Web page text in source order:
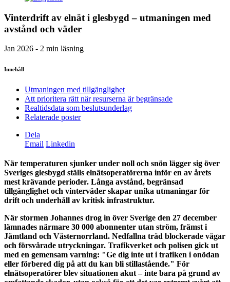
Vinterdrift av elnät i glesbygd – utmaningen med
avstånd och väder
Jan 2026 - 2 min läsning
Innehåll
Utmaningen med tillgänglighet
Att prioritera rätt när resurserna är begränsade
Realtidsdata som beslutsunderlag
Relaterade poster
Dela
Email Linkedin
När temperaturen sjunker under noll och snön lägger sig över
Sveriges glesbygd ställs elnätsoperatörerna inför en av årets
mest krävande perioder. Långa avstånd, begränsad
tillgänglighet och vinterväder skapar unika utmaningar för
drift och underhåll av kritisk infrastruktur.
När stormen Johannes drog in över Sverige den 27 december
lämnades närmare 30 000 abonnenter utan ström, främst i
Jämtland och Västernorrland. Nedfallna träd blockerade vägar
och försvårade utryckningar. Trafikverket och polisen gick ut
med en gemensam varning: "Ge dig inte ut i trafiken i onödan
eller förbered dig på att du kan bli stillastående." För
elnätsoperatörer blev situationen akut – inte bara på grund av